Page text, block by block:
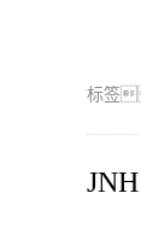
标签